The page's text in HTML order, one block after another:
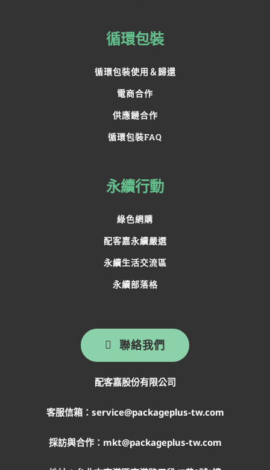
循環包裝
循環包裝使用＆歸還
電商合作
供應鏈合作
循環包裝FAQ
聯絡我們
配客嘉股份有限公司
客服信箱：service@packageplus-tw.com
採訪與合作：mkt@packageplus-tw.com
永續行動
綠色網購
配客嘉永續嚴選
永續生活交流區
永續部落格